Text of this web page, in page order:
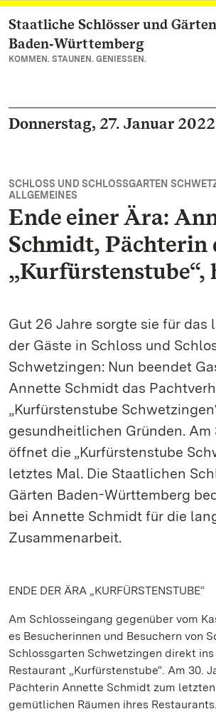
Zum Hauptinhalt springen
Staatliche Schlösser und Gärten
Baden‑Württemberg
KOMMEN. STAUNEN. GENIESSEN.
Donnerstag, 27. Januar 2022
SCHLOSS UND SCHLOSSGARTEN
ALLGEMEINES
Ende einer Ära:
Schmidt, Pächterin
„Kurfürstenstube“,
Gut 26 Jahre sorgte sie für das
der Gäste in Schloss und
Schwetzingen: Nun beendet
Annette Schmidt das
„Kurfürstenstube
gesundheitlichen Gründen. Am
öffnet die „Kurfürstenstube
letztes Mal. Die Staatlichen
Gärten Baden-Württemberg
bei Annette Schmidt für die
Zusammenarbeit.
ENDE DER ÄRA „KURFÜRSTENSTUBE“
Am Schlosseingang gegenüber vom
es Besucherinnen und Besuchern von
Schlossgarten Schwetzingen direkt ins
Restaurant „Kurfürstenstube“. Am 30.
Pächterin Annette Schmidt zum
gemütlichen Räumen ihres